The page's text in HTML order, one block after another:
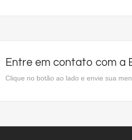
Entre em contato com a
Clique no botão ao lado e envie sua